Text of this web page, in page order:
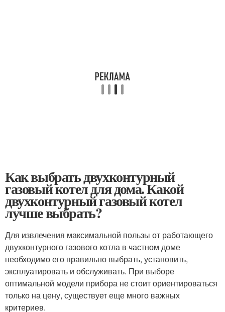
Как выбрать двухконтурный
газовый котел для дома. Какой
двухконтурный газовый котел
лучше выбрать?
Для извлечения максимальной пользы от работающего
двухконтурного газового котла в частном доме
необходимо его правильно выбрать, установить,
эксплуатировать и обслуживать. При выборе
оптимальной модели прибора не стоит ориентироваться
только на цену, существует еще много важных
критериев.